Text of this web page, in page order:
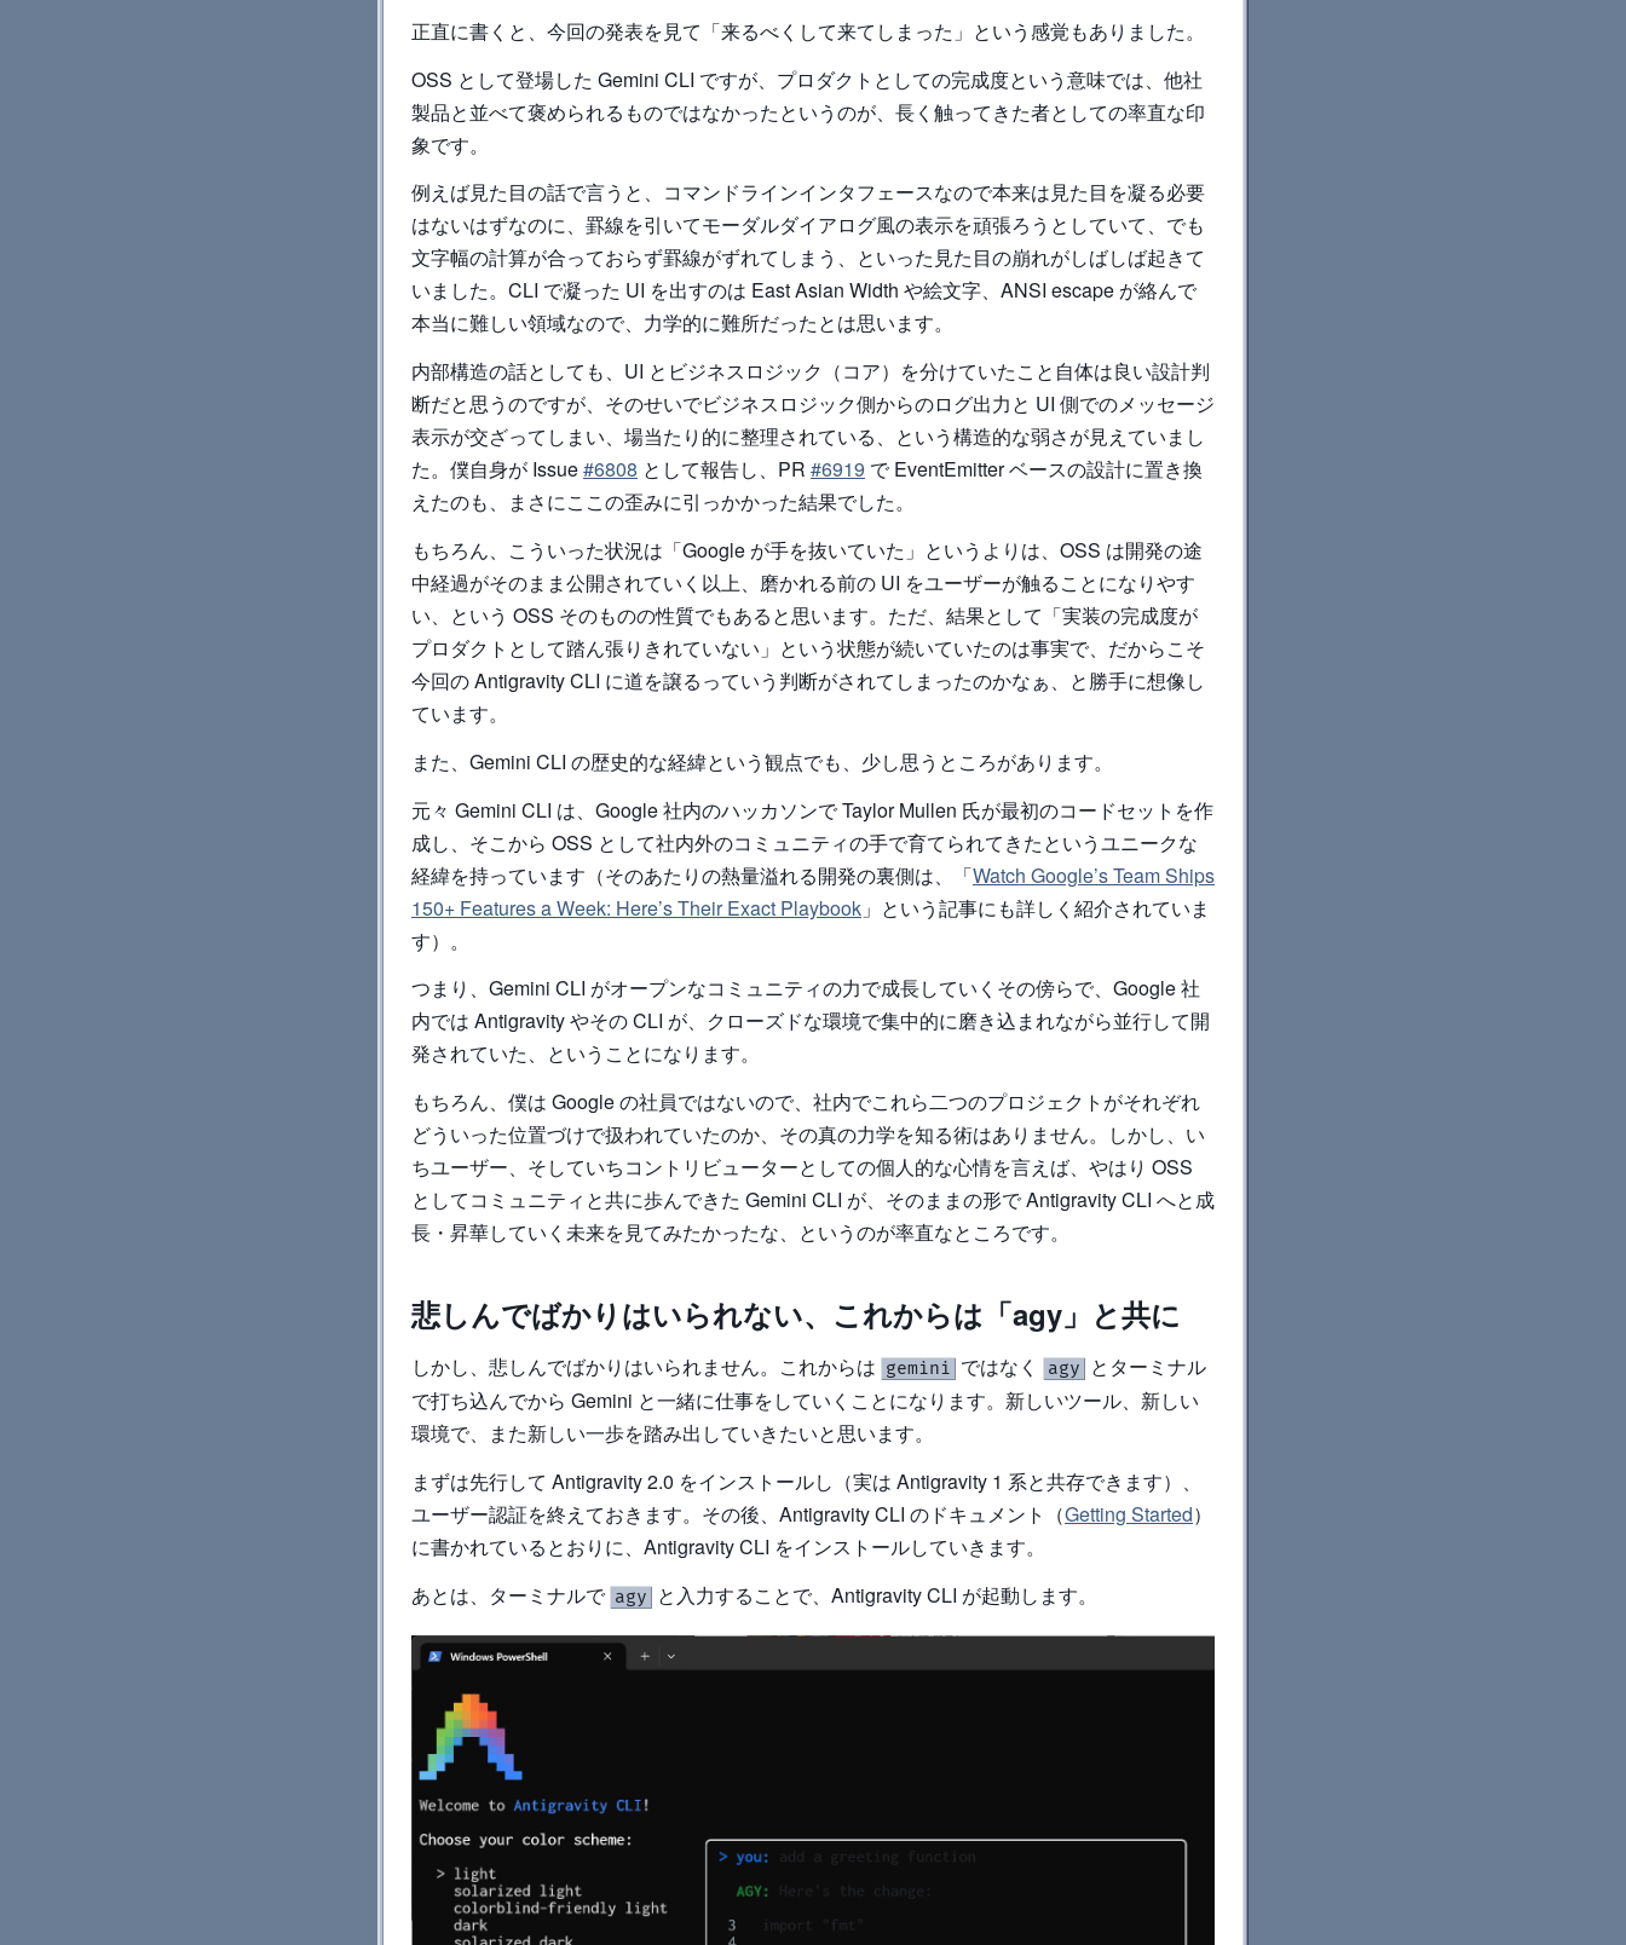
正直に書くと、今回の発表を見て「来るべくして来てしまった」という感覚もありました。
OSS として登場した Gemini CLI ですが、プロダクトとしての完成度という意味では、他社
製品と並べて褒められるものではなかったというのが、長く触ってきた者としての率直な印
象です。
例えば見た目の話で言うと、コマンドラインインタフェースなので本来は見た目を凝る必要
はないはずなのに、罫線を引いてモーダルダイアログ風の表示を頑張ろうとしていて、でも
文字幅の計算が合っておらず罫線がずれてしまう、といった見た目の崩れがしばしば起きて
いました。CLI で凝った UI を出すのは East Asian Width や絵文字、ANSI escape が絡んで
本当に難しい領域なので、力学的に難所だったとは思います。
内部構造の話としても、UI とビジネスロジック（コア）を分けていたこと自体は良い設計判
断だと思うのですが、そのせいでビジネスロジック側からのログ出力と UI 側でのメッセージ
表示が交ざってしまい、場当たり的に整理されている、という構造的な弱さが見えていまし
た。僕自身が Issue#6808 として報告し、PR #6919 で EventEmitter ベースの設計に置き換
えたのも、まさにここの歪みに引っかかった結果でした。
もちろん、こういった状況は「Google が手を抜いていた」というよりは、OSS は開発の途
中経過がそのまま公開されていく以上、磨かれる前の UI をユーザーが触ることになりやす
い、という OSS そのものの性質でもあると思います。ただ、結果として「実装の完成度が
プロダクトとして踏ん張りきれていない」という状態が続いていたのは事実で、だからこそ
今回の Antigravity CLI に道を譲るっていう判断がされてしまったのかなぁ、と勝手に想像し
ています。
また、Gemini CLI の歴史的な経緯という観点でも、少し思うところがあります。
元々 Gemini CLI は、Google 社内のハッカソンで Taylor Mullen 氏が最初のコードセットを作
成し、そこから OSS として社内外のコミュニティの手で育てられてきたというユニークな
経緯を持っています（そのあたりの熱量溢れる開発の裏側は、「Watch Google’s Team Ships
150+ Features a Week: Here’s Their Exact Playbook 」という記事にも詳しく紹介されていま
す）。
つまり、Gemini CLI がオープンなコミュニティの力で成長していくその傍らで、Google 社
内では Antigravity やその CLI が、クローズドな環境で集中的に磨き込まれながら並行して開
発されていた、ということになります。
もちろん、僕は Google の社員ではないので、社内でこれら二つのプロジェクトがそれぞれ
どういった位置づけで扱われていたのか、その真の力学を知る術はありません。しかし、い
ちユーザー、そしていちコントリビューターとしての個人的な心情を言えば、やはり OSS
としてコミュニティと共に歩んできた Gemini CLI が、そのままの形で Antigravity CLI へと成
長・昇華していく未来を見てみたかったな、というのが率直なところです。
悲しんでばかりはいられない、これからは「agy」と共に
しかし、悲しんでばかりはいられません。これからは gemini ではなく agy
とターミナル
で打ち込んでから Gemini と一緒に仕事をしていくことになります。新しいツール、新しい
環境で、また新しい一歩を踏み出していきたいと思います。
まずは先行して Antigravity 2.0 をインストールし（実は Antigravity 1 系と共存できます）、
ユーザー認証を終えておきます。その後、Antigravity CLI のドキュメント（Getting Started）
に書かれているとおりに、Antigravity CLI をインストールしていきます。
あとは、ターミナルで agy と入力することで、Antigravity CLI が起動します。